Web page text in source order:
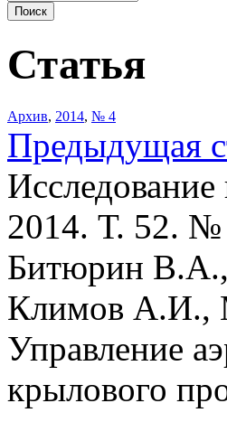
Статья
Архив, 2014, № 4
Предыдущая
2014. Т. 52.
Битюрин
Климов А.И.,
Управление
крылового